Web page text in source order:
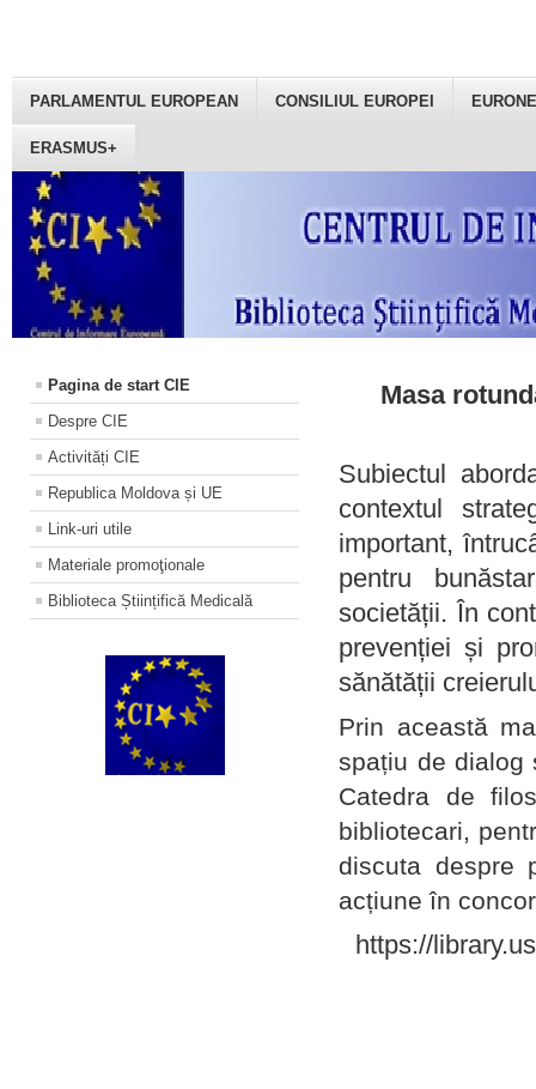
PARLAMENTUL EUROPEAN CONSILIUL EUROPEI
ERASMUS+
Pagina de start CIE
Despre CIE
Activități CIE
Republica Moldova și UE
Link-uri utile
Materiale promoţionale
Biblioteca Științifică Medicală
Masa
Subiectul
contextul
important,
pentru
societății. În
prevenției și
sănătății
Prin această
spațiu de dialog
Catedra de
bibliotecari,
discuta despre
acțiune în
https://